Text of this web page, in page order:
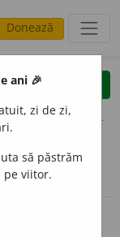
Donează
clear
opțiuni
ani 🎉
zi de zi,
să păstrăm
pe viitor.